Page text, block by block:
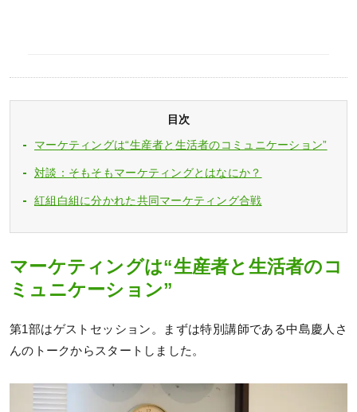
目次
マーケティングは“生産者と生活者のコミュニケーション”
対談：そもそもマーケティングとはなにか？
紅組白組に分かれた共同マーケティング合戦
マーケティングは“生産者と生活者のコ
ミュニケーション”
第1部はゲストセッション。まずは特別講師である中島慶人さ
んのトークからスタートしました。